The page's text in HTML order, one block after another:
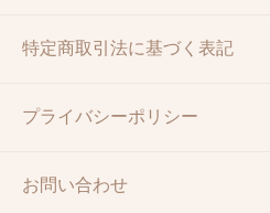
特定商取引法に基づく表記
プライバシーポリシー
お問い合わせ